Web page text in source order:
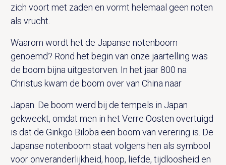
zich voort met zaden en vormt helemaal geen noten
als vrucht.
Waarom wordt het de Japanse notenboom
genoemd? Rond het begin van onze jaartelling was
de boom bijna uitgestorven. In het jaar 800 na
Christus kwam de boom over van China naar
Japan. De boom werd bij de tempels in Japan
gekweekt, omdat men in het Verre Oosten overtuigd
is dat de Ginkgo Biloba een boom van verering is. De
Japanse notenboom staat volgens hen als symbool
voor onveranderlijkheid, hoop, liefde, tijdloosheid en